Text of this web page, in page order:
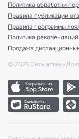
Политика обработки
Правила публикации
Правила программы
Политика рекомендаций
Продажа
© 2026 Сеть аптек